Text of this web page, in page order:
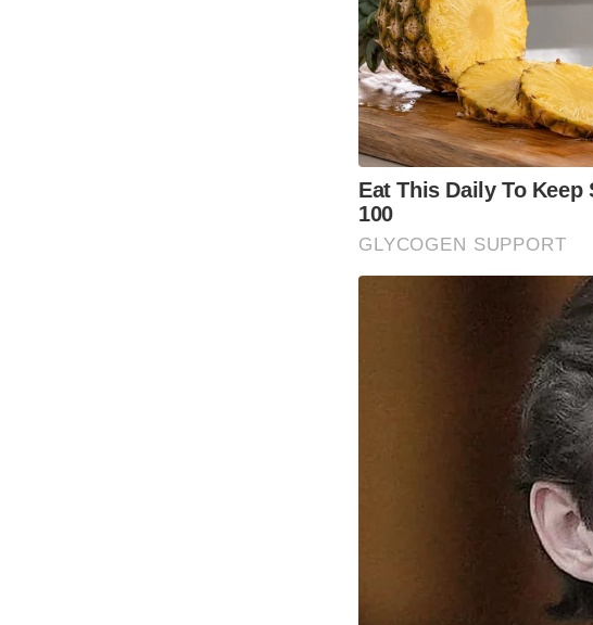
Eat This Daily To Keep
100
GLYCOGEN SUPPORT